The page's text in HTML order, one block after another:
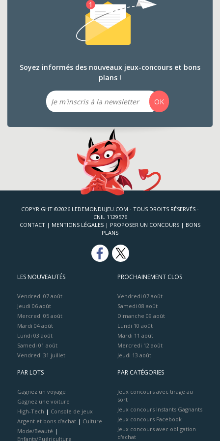
Soyez informés des nouveaux jeux-concours et bons
plans !
Email
OK
COPYRIGHT ©2026 LEDEMONDUJEU.COM - TOUS DROITS RÉSERVÉS -
CNIL 1129576
CONTACT | MENTIONS LÉGALES | PROPOSER UN CONCOURS | BONS
PLANS
LES NOUVEAUTÉS
Vendredi 07 août
Jeudi 06 août
Mercredi 05 août
Mardi 04 août
Lundi 03 août
Samedi 01 août
Vendredi 31 juillet
PROCHAINEMENT CLOS
Vendredi 07 août
Samedi 08 août
Dimanche 09 août
Lundi 10 août
Mardi 11 août
Mercredi 12 août
Jeudi 13 août
PAR LOTS
Gagnez un voyage
Gagnez une voiture
High-Tech | Console de jeux
Argent et bons d’achat | Culture
Mode/Beauté |
Enfants/Puériculture
PAR CATÉGORIES
Jeux concours avec tirage au
sort
Jeux concours Instants Gagnants
Jeux concours Facebook
Jeux concours avec obligation
d'achat